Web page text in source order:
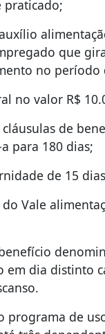
praticado;
que
no período
valor R$
de
para 180 dias;
de 15
Vale
em dia distinto
de